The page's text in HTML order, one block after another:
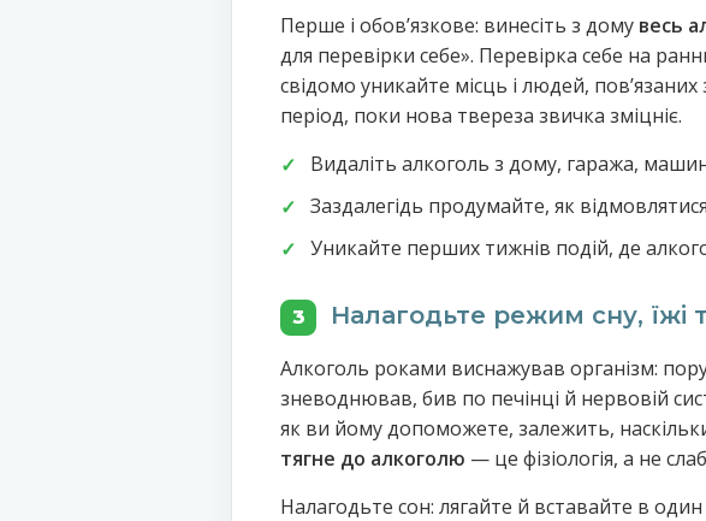
Перше і обовʼязкове: винесіть з дому весь
для перевірки себе». Перевірка себе на
свідомо уникайте місць і людей,
період, поки нова тверезa звичка зміцніє.
Видаліть алкоголь з дому, гаража,
Заздалегідь продумайте, як
Уникайте перших тижнів подій, де
3 Налагодьте режим сну, їжі
Алкоголь роками виснажував організм:
зневоднював, бив по печінці й нервовій
як ви йому допоможете, залежить,
тягне до алкоголю — це фізіологія, а не
Налагодьте сон: лягайте й вставайте в